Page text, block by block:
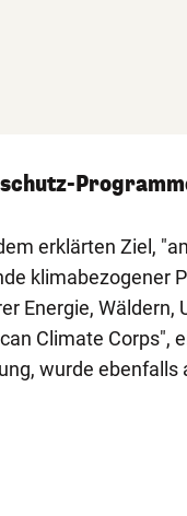
erklärten Ziel,
klimabezogener
Energie,
Climate Corps",
wurde ebenfalls